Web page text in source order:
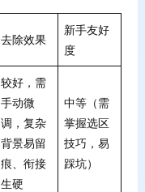
去除效果
新手友好
度
较好，需
手动微
调，复杂
背景易留
痕、衔接
生硬
中等（需
掌握选区
技巧，易
踩坑）